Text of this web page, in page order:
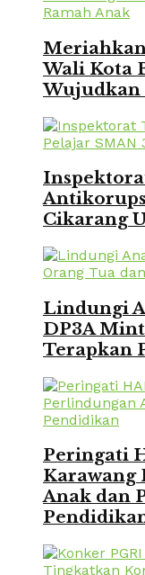
Wali Kota
Wujudkan
Cikarang
Lindungi
DP3A
Terapkan
Peringati
Karawang
Anak dan